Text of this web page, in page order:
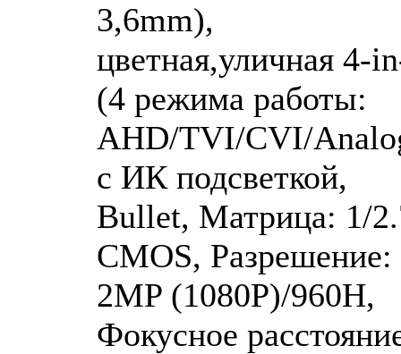
3,6mm),
цветная,уличная 4-
(4 режима работы:
AHD/TVI/CVI/
с ИК подсветкой,
Bullet, Матрица: 1/
CMOS, Разрешение:
2MP (1080P)/960H,
Фокусное